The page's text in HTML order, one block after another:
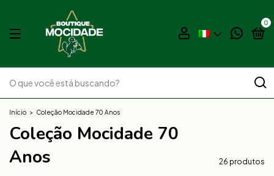
0
Início > Coleção Mocidade 70 Anos
Coleção Mocidade 70
Anos
26 produtos